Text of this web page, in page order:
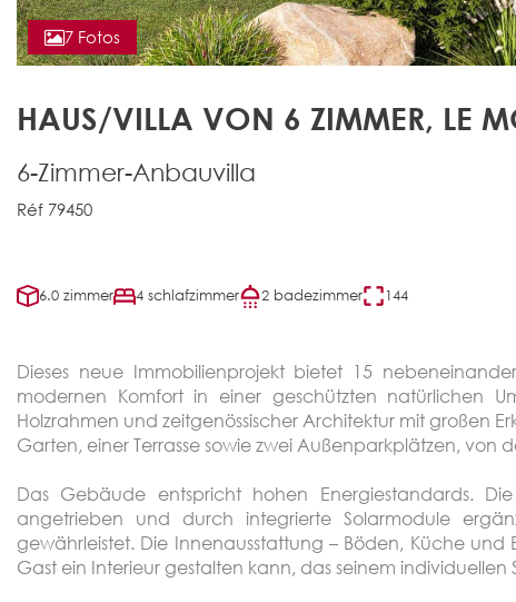
7 Fotos
HAUS/VILLA VON 6 ZIMMER, LE
6-Zimmer-Anbauvilla
Réf 79450
6.0 zimmer 4 schlafzimmer 2 badezimmer 144
Dieses neue Immobilienprojekt bietet 15
modernen Komfort in einer geschützten natürlichen
Holzrahmen und zeitgenössischer Architektur mit großen
Garten, einer Terrasse sowie zwei Außenparkplätzen, von
Das Gebäude entspricht hohen Energiestandards.
angetrieben und durch integrierte Solarmodule
gewährleistet. Die Innenausstattung – Böden, Küche und
Gast ein Interieur gestalten kann, das seinem individuellen